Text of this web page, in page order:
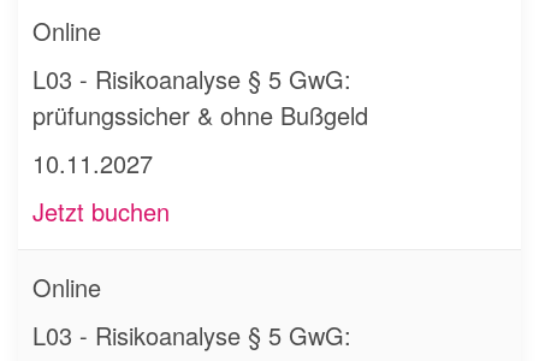
Online
L03 - Risikoanalyse § 5 GwG:
prüfungssicher & ohne Bußgeld
10.11.2027
Jetzt buchen
Online
L03 - Risikoanalyse § 5 GwG: